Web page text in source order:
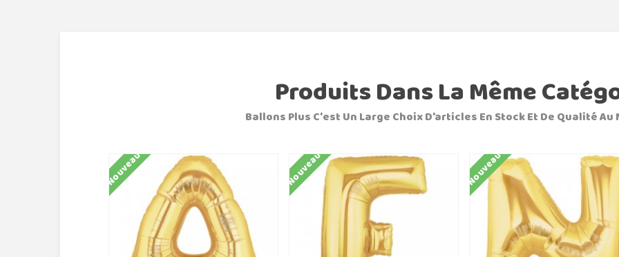
Produits Dans La Même
Ballons Plus C'est Un Large Choix D'articles En Stock Et De Qualité
Nouveau Nouveau Nouveau